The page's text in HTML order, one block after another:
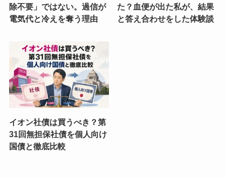
除不要」ではない。過信が
電気代と冷えを奪う理由
た？血便が出た私が、結果
と答え合わせをした体験談
イオン社債は買うべき？第
31回無担保社債を個人向け
国債と徹底比較